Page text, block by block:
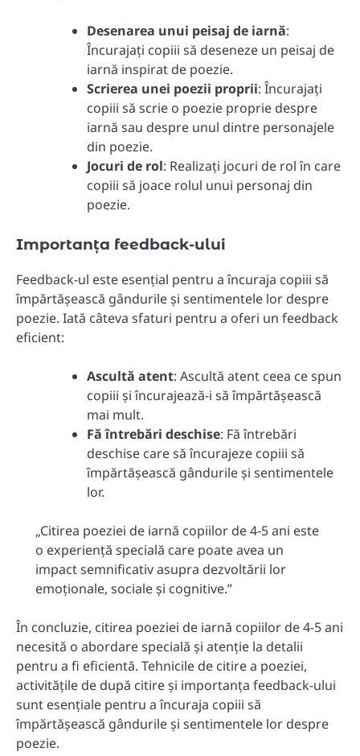
Desenarea unui peisaj de iarnă:
Încurajați copiii să deseneze un peisaj de
iarnă inspirat de poezie.
Scrierea unei poezii proprii: Încurajați
copiii să scrie o poezie proprie despre
iarnă sau despre unul dintre personajele
din poezie.
Jocuri de rol: Realizați jocuri de rol în care
copiii să joace rolul unui personaj din
poezie.
Importanța feedback-ului
Feedback-ul este esențial pentru a încuraja copiii să
împărtășească gândurile și sentimentele lor despre
poezie. Iată câteva sfaturi pentru a oferi un feedback
eficient:
Ascultă atent: Ascultă atent ceea ce spun
copiii și încurajează-i să împărtășească
mai mult.
Fă întrebări deschise: Fă întrebări
deschise care să încurajeze copiii să
împărtășească gândurile și sentimentele
lor.
„Citirea poeziei de iarnă copiilor de 4-5 ani este
o experiență specială care poate avea un
impact semnificativ asupra dezvoltării lor
emoționale, sociale și cognitive.”
În concluzie, citirea poeziei de iarnă copiilor de 4-5 ani
necesită o abordare specială și atenție la detalii
pentru a fi eficientă. Tehnicile de citire a poeziei,
activitățile de după citire și importanța feedback-ului
sunt esențiale pentru a încuraja copiii să
împărtășească gândurile și sentimentele lor despre
poezie.